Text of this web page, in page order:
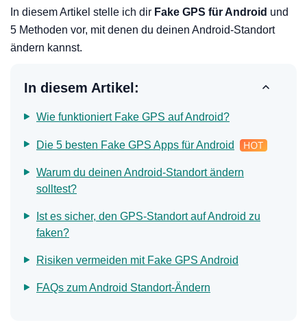
In diesem Artikel stelle ich dir Fake GPS für Android und
5 Methoden vor, mit denen du deinen Android-Standort
ändern kannst.
In diesem Artikel:
Wie funktioniert Fake GPS auf Android?
Die 5 besten Fake GPS Apps für Android
Warum du deinen Android-Standort ändern
solltest?
Ist es sicher, den GPS-Standort auf Android zu
faken?
Risiken vermeiden mit Fake GPS Android
FAQs zum Android Standort-Ändern